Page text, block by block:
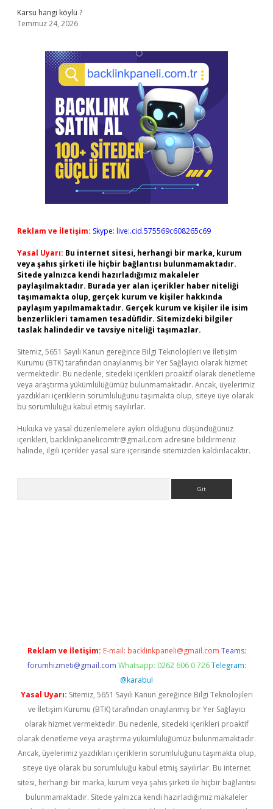
Karsu hangi köylü ?
Temmuz 24, 2026
Reklam ve İletişim: Skype: live:.cid.575569c608265c69
Yasal Uyarı: Bu internet sitesi, herhangi bir marka, kurum
veya şahıs şirketi ile hiçbir bağlantısı bulunmamaktadır.
Sitede yalnızca kendi hazırladığımız makaleler
paylaşılmaktadır. Burada yer alan içerikler haber niteliği
taşımamakta olup, gerçek kurum ve kişiler hakkında
paylaşım yapılmamaktadır. Gerçek kurum ve kişiler ile isim
benzerlikleri tamamen tesadüfidir. Sitemizdeki bilgiler
taslak halindedir ve tavsiye niteliği taşımazlar.
Sitemiz, 5651 Sayılı Kanun gereğince Bilgi Teknolojileri ve İletişim
Kurumu (BTK) tarafından onaylanmış bir Yer Sağlayıcı olarak hizmet
vermektedir. Bu nedenle, sitedeki içerikleri proaktif olarak denetleme
veya araştırma yükümlülüğümüz bulunmamaktadır. Ancak, üyelerimiz
yazdıkları içeriklerin sorumluluğunu taşımakta olup, siteye üye olarak
bu sorumluluğu kabul etmiş sayılırlar.
Hukuka ve yasal düzenlemelere aykırı olduğunu düşündüğünüz
içerikleri, backlinkpanelicomtr@gmail.com adresine bildirmeniz
halinde, ilgili içerikler yasal süre içerisinde sitemizden kaldırılacaktır.
Reklam ve İletişim: E-mail: backlinkpaneli@gmail.com Teams:
forumhizmeti@gmail.com Whatsapp: 0262 606 0 726 Telegram:
@karabul
Yasal Uyarı: Sitemiz, 5651 Sayılı Kanun gereğince Bilgi Teknolojileri
ve İletişim Kurumu (BTK) tarafından onaylanmış bir Yer Sağlayıcı
olarak hizmet vermektedir. Bu nedenle, sitedeki içerikleri proaktif
olarak denetleme veya araştırma yükümlülüğümüz bulunmamaktadır.
Ancak, üyelerimiz yazdıkları içeriklerin sorumluluğunu taşımakta olup,
siteye üye olarak bu sorumluluğu kabul etmiş sayılırlar. Bu internet
sitesi, herhangi bir marka, kurum veya şahıs şirketi ile hiçbir bağlantısı
bulunmamaktadır. Sitede yalnızca kendi hazırladığımız makaleler